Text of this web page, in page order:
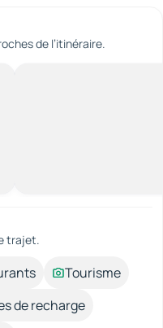
de l’itinéraire.
trajet.
Tourisme
de recharge